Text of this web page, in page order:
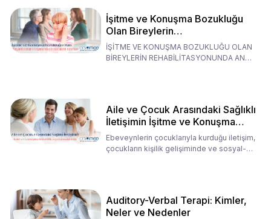
İşitme ve Konuşma Bozukluğu
Olan Bireylerin
Rehabilitasyonunda Ana
Babaların Tutumları
İŞİTME VE KONUŞMA BOZUKLUĞU OLAN
BİREYLERİN REHABİLİTASYONUNDA ANA
Aile ve Çocuk Arasındaki Sağlıklı
İletişimin İşitme ve Konuşma
Rehabilitasyonundaki Rolü
Ebeveynlerin çocuklarıyla kurduğu iletişim,
çocukların kişilik gelişiminde ve sosyal-
Auditory-Verbal Terapi: Kimler,
Neler ve Nedenler